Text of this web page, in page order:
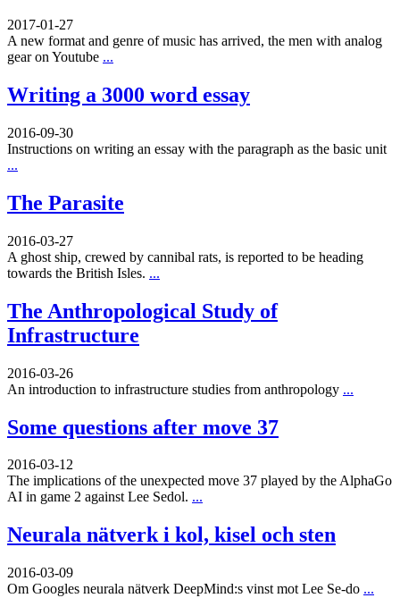
2017-01-27
A new format and genre of music has arrived, the men with analog
gear on Youtube ...
Writing a 3000 word essay
2016-09-30
Instructions on writing an essay with the paragraph as the basic unit
...
The Parasite
2016-03-27
A ghost ship, crewed by cannibal rats, is reported to be heading
towards the British Isles. ...
The Anthropological Study of
Infrastructure
2016-03-26
An introduction to infrastructure studies from anthropology ...
Some questions after move 37
2016-03-12
The implications of the unexpected move 37 played by the AlphaGo
AI in game 2 against Lee Sedol. ...
Neurala nätverk i kol, kisel och sten
2016-03-09
Om Googles neurala nätverk DeepMind:s vinst mot Lee Se-do ...